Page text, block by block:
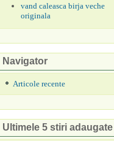
vand caleasca birja veche
originala
Navigator
Articole recente
Ultimele 5 stiri adaugate